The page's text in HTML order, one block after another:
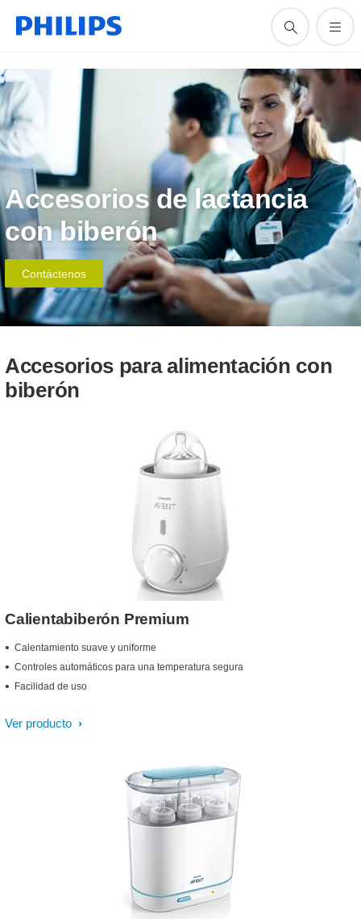
Accesorios de lactancia
con biberón
Contáctenos
Accesorios para alimentación con
biberón
Calientabiberón Premium
Calentamiento suave y uniforme
Controles automáticos para una temperatura segura
Facilidad de uso
Ver producto